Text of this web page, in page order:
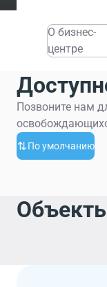
О бизнес-
центре
Позвоните нам
По умолчанию